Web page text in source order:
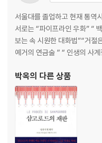
서울대를 졸업하고 현재 통역
서로는 “파이프라인 우화” “
보는 속 시원한 대화법”“거절
예거의 연금술 ” “ 인생의 사
박옥의 다른 상품